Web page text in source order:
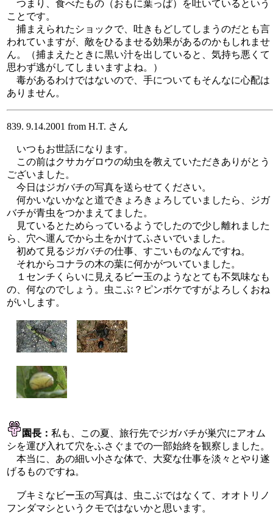
つまり、食べたもの（おもに葉っぱ）を吐いているという
ことです。
捕まえられたショックで、吐きもどしてしまうのだとも言
われていますが、敵をひるませる効果があるのかもしれませ
ん。（捕まえたときに黒い汁を出していると、気持ち悪くて
思わず逃がしてしまいますよね。）
毒があるわけではないので、手についてもそんなに心配は
ありません。
839. 9.14.2001 from H.T. さん
いつもお世話になります。
この前はクサカゲロウの幼虫を教えていただきありがとう
ございました。
今日はジガバチの写真を送らせてください。
何かいないかなと道できょろきょろしていましたら、ジガ
バチが青虫をつかまえてました。
見ているとためらっているようでしたので少し離れました
ら、穴へ運んでから土をかけてふさいでいました。
初めて見るジガバチの仕事、すごいものなんですね。
それからコナラの木の葉に何かがついていました。
１センチくらいに見えるビー玉のようなとても不気味なも
の、何なのでしょう。虫こぶ？ピンボケですがよろしくおね
がいします。
園長： 私も、この夏、旅行先でジガバチが巣穴にアオム
シを運び入れて穴をふさぐまでの一部始終を観察しました。
本当に、あの細い小さな体で、大変な仕事を淡々とやり遂
げるものですね。
ブキミなビー玉の写真は、虫こぶではなくて、オオトリノ
フンダマシというクモではないかと思います。